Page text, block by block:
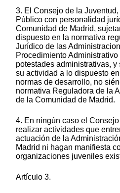
3. El Consejo de la
Público con personalidad
Comunidad de Madrid,
dispuesto en la normativa
Jurídico de las
Procedimiento
potestades administrativas,
su actividad a lo dispuesto
normas de desarrollo, no
normativa Reguladora de la
de la Comunidad de Madrid.
4. En ningún caso el
realizar actividades que
actuación de la
Madrid ni hagan manifiesta
organizaciones juveniles
Artículo 3.